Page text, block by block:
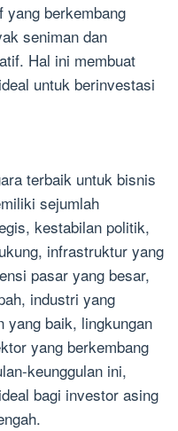
berkembang
seniman dan
Hal ini membuat
untuk berinvestasi
terbaik untuk bisnis
sejumlah
kestabilan politik,
infrastruktur yang
pasar yang besar,
industri yang
yang baik, lingkungan
yang berkembang
keunggulan ini,
bagi investor asing